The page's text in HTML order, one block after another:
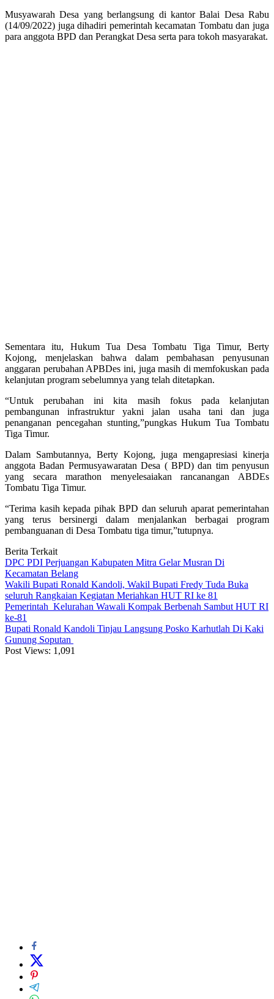
Musyawarah Desa yang berlangsung di kantor Balai Desa Rabu
(14/09/2022) juga dihadiri pemerintah kecamatan Tombatu dan juga
para anggota BPD dan Perangkat Desa serta para tokoh masyarakat.
Sementara itu, Hukum Tua Desa Tombatu Tiga Timur, Berty
Kojong, menjelaskan bahwa dalam pembahasan penyusunan
anggaran perubahan APBDes ini, juga masih di memfokuskan pada
kelanjutan program sebelumnya yang telah ditetapkan.
“Untuk perubahan ini kita masih fokus pada kelanjutan
pembangunan infrastruktur yakni jalan usaha tani dan juga
penanganan pencegahan stunting,”pungkas Hukum Tua Tombatu
Tiga Timur.
Dalam Sambutannya, Berty Kojong, juga mengapresiasi kinerja
anggota Badan Permusyawaratan Desa ( BPD) dan tim penyusun
yang secara marathon menyelesaiakan rancanangan ABDEs
Tombatu Tiga Timur.
“Terima kasih kepada pihak BPD dan seluruh aparat pemerintahan
yang terus bersinergi dalam menjalankan berbagai program
pembanguanan di Desa Tombatu tiga timur,”tutupnya.
Berita Terkait
DPC PDI Perjuangan Kabupaten Mitra Gelar Musran Di
Kecamatan Belang
Wakili Bupati Ronald Kandoli, Wakil Bupati Fredy Tuda Buka
seluruh Rangkaian Kegiatan Meriahkan HUT RI ke 81
Pemerintah Kelurahan Wawali Kompak Berbenah Sambut HUT RI
ke-81
Bupati Ronald Kandoli Tinjau Langsung Posko Karhutlah Di Kaki
Gunung Soputan
Post Views: 1,091